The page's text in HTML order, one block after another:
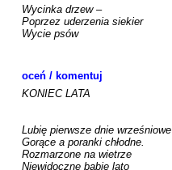
Wycinka drzew –
Poprzez uderzenia siekier
Wycie psów
oceń / komentuj
KONIEC LATA
Lubię pierwsze dnie wrześniowe
Gorące a poranki chłodne.
Rozmarzone na wietrze
Niewidoczne babie lato